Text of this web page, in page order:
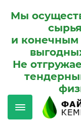
Мы
и конечным
Не